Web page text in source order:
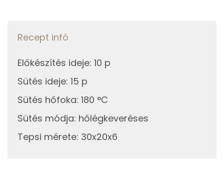
Összesen
Fehérje
Összesen
Zsír
Összesen
Recept infó
Előkészítés ideje: 10 p
Sütés ideje: 15 p
Sütés hőfoka: 180 °C
Sütés módja: hőlégkeveréses
Tepsi mérete: 30x20x6